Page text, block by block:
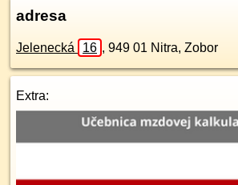
adresa
Jelenecká 16 , 949 01 Nitra, Zobor
Extra: